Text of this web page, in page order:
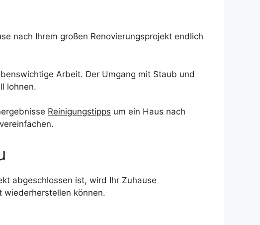
nach Ihrem großen Renovierungsprojekt endlich
Arbeit. Der Umgang mit Staub und
lohnen.
Reinigungstipps um ein Haus nach
abgeschlossen ist, wird Ihr Zuhause
wiederherstellen können.